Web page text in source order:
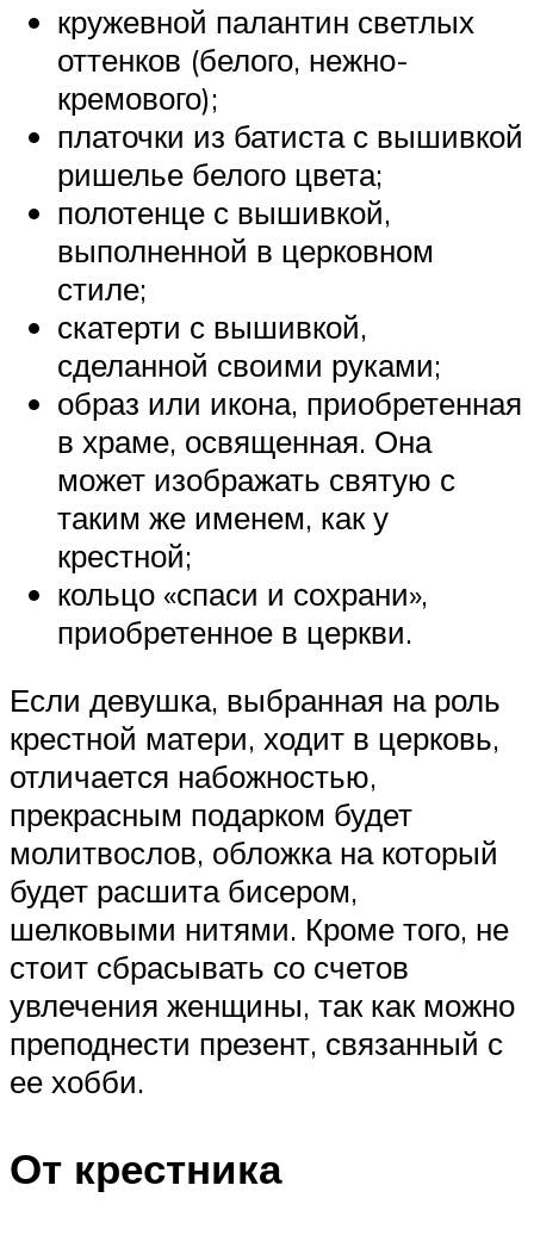
кружевной палантин светлых
оттенков (белого, нежно-
кремового);
платочки из батиста с вышивкой
ришелье белого цвета;
полотенце с вышивкой,
выполненной в церковном
стиле;
скатерти с вышивкой,
сделанной своими руками;
образ или икона, приобретенная
в храме, освященная. Она
может изображать святую с
таким же именем, как у
крестной;
кольцо «спаси и сохрани»,
приобретенное в церкви.
Если девушка, выбранная на роль
крестной матери, ходит в церковь,
отличается набожностью,
прекрасным подарком будет
молитвослов, обложка на который
будет расшита бисером,
шелковыми нитями. Кроме того, не
стоит сбрасывать со счетов
увлечения женщины, так как можно
преподнести презент, связанный с
ее хобби.
От крестника